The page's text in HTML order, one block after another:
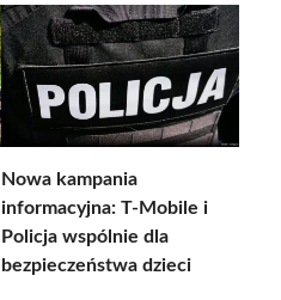
Nowa kampania
informacyjna: T-Mobile i
Policja wspólnie dla
bezpieczeństwa dzieci